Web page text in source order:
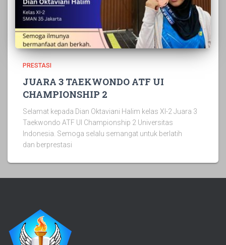
PRESTASI
JUARA 3 TAEKWONDO ATF UI
CHAMPIONSHIP 2
Selamat kepada Dian Oktaviani Halim kelas XI-2 Juara 3
Taekwondo ATF UI Championship 2 Universitas
Indonesia. Semoga selalu semangat untuk berlatih
dan berprestasi